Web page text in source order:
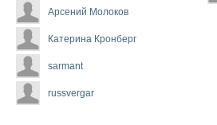
Арсений Молоков
Катерина Кронберг
sarmant
russvergar